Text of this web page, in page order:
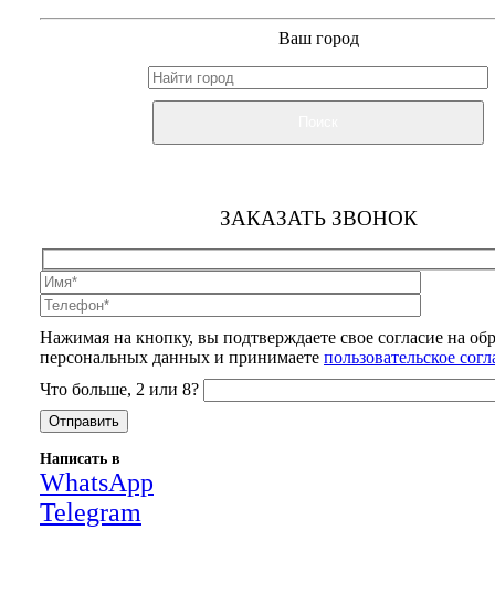
Ваш город
ЗАКАЗАТЬ ЗВОНОК
Нажимая на кнопку, вы подтверждаете свое согласие на
персональных данных и принимаете пользовательское
Что больше, 2 или 8?
Написать в
WhatsApp
Telegram